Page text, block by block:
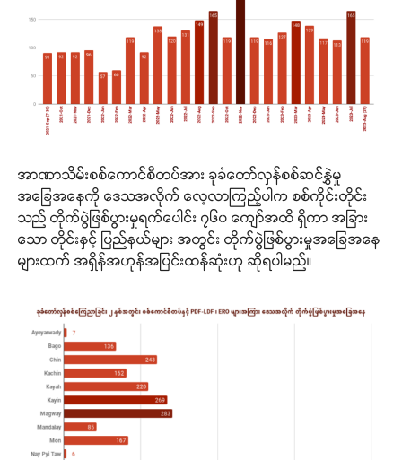
အာဏာသိမ်းစစ်ကောင်စီတပ်အား ခုခံတော်လှန်စစ်ဆင်နွှဲမှု
အခြေအနေကို ဒေသအလိုက် လေ့လာကြည့်ပါက စစ်ကိုင်းတိုင်း
သည် တိုက်ပွဲဖြစ်ပွားမှုရက်ပေါင်း ၇၆၀ ကျော်အထိ ရှိကာ အခြား
သော တိုင်းနှင့် ပြည်နယ်များ အတွင်း တိုက်ပွဲဖြစ်ပွားမှုအခြေအနေ
များထက် အရှိန်အဟုန်အပြင်းထန်ဆုံးဟု ဆိုရပါမည်။